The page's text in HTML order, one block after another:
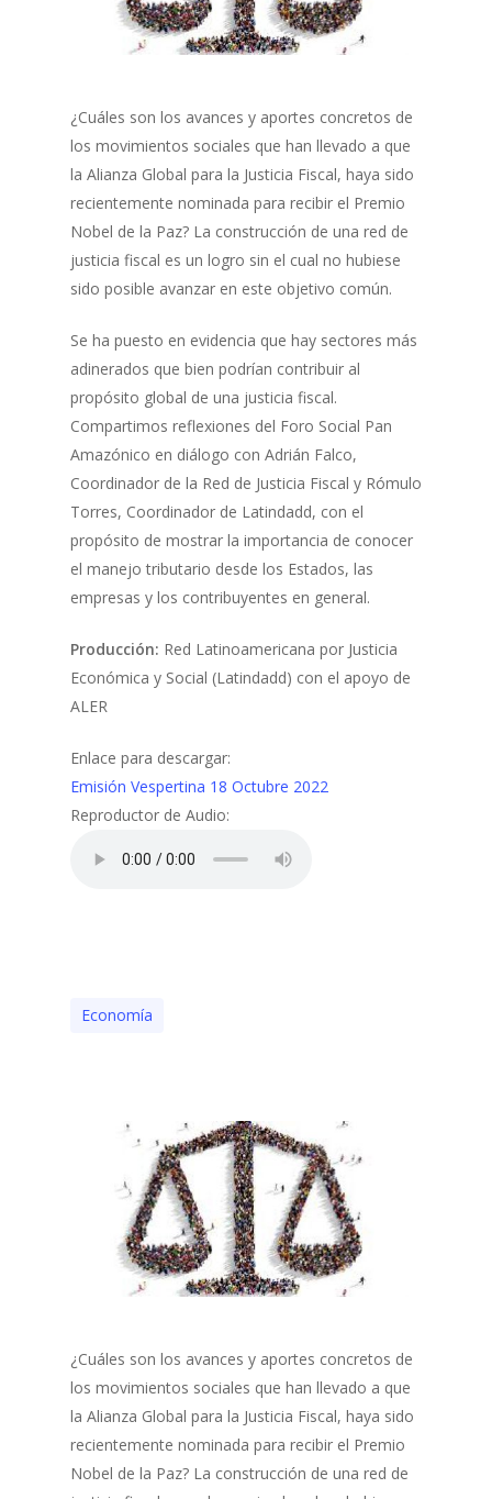
¿Cuáles son los avances y aportes concretos de
los movimientos sociales que han llevado a que
la Alianza Global para la Justicia Fiscal, haya sido
recientemente nominada para recibir el Premio
Nobel de la Paz? La construcción de una red de
justicia fiscal es un logro sin el cual no hubiese
sido posible avanzar en este objetivo común.
Se ha puesto en evidencia que hay sectores más
adinerados que bien podrían contribuir al
propósito global de una justicia fiscal.
Compartimos reflexiones del Foro Social Pan
Amazónico en diálogo con Adrián Falco,
Coordinador de la Red de Justicia Fiscal y Rómulo
Torres, Coordinador de Latindadd, con el
propósito de mostrar la importancia de conocer
el manejo tributario desde los Estados, las
empresas y los contribuyentes en general.
Producción: Red Latinoamericana por Justicia
Económica y Social (Latindadd) con el apoyo de
ALER
Enlace para descargar:
Emisión Vespertina 18 Octubre 2022
Reproductor de Audio:
Economía
¿Cuáles son los avances y aportes concretos de
los movimientos sociales que han llevado a que
la Alianza Global para la Justicia Fiscal, haya sido
recientemente nominada para recibir el Premio
Nobel de la Paz? La construcción de una red de